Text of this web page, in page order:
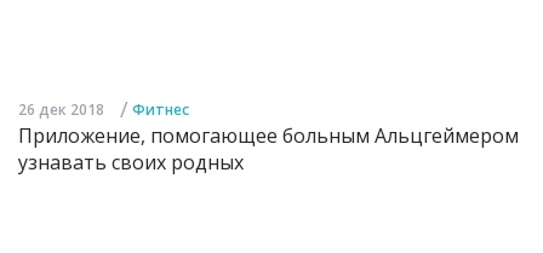
26 дек 2018 / Фитнес
Приложение, помогающее больным Альцгеймером
узнавать своих родных